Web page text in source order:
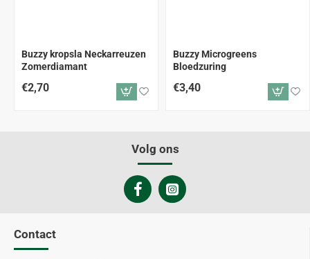
Buzzy kropsla Neckarreuzen
Zomerdiamant
€2,70
Buzzy Microgreens
Bloedzuring
€3,40
Volg ons
Contact